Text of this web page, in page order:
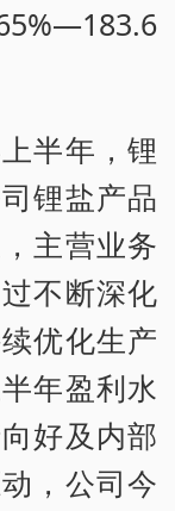
半年，锂
锂盐产品
主营业务
不断深化
优化生产
年盈利水
好及内部
，公司今